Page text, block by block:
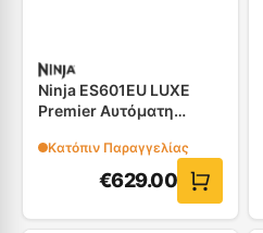
Ninja ES601EU LUXE
Premier Αυτόματη
Κατόπιν Παραγγελίας
€629.00